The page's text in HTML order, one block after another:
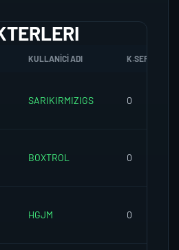
KULLANICI ADI K.SEREFI
SARIKIRMIZIGS 0
BOXTROL 0
HGJM 0